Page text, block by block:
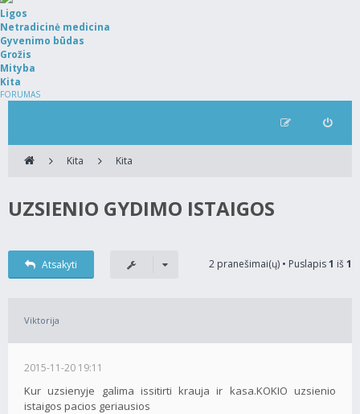
Ligos
Netradicinė medicina
Gyvenimo būdas
Grožis
Mityba
Kita
FORUMAS
Kita Kita
UZSIENIO GYDIMO ISTAIGOS
Atsakyti 2 pranešimai(ų) • Puslapis1 iš1
Viktorija
2015-11-20 19:11
Kur uzsienyje galima issitirti krauja ir kasa.KOKIO uzsienio
istaigos pacios geriausios